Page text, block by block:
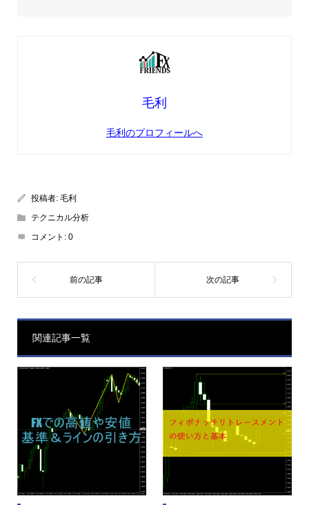
毛利
毛利のプロフィールへ
投稿者: 毛利
テクニカル分析
コメント: 0
関連記事一覧